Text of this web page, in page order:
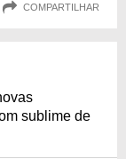
COMPARTILHAR
sublime de